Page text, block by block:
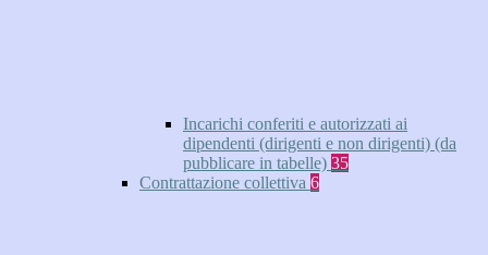
Incarichi conferiti e autorizzati ai
dipendenti (dirigenti e non dirigenti) (da
pubblicare in tabelle) 35
Contrattazione collettiva 6